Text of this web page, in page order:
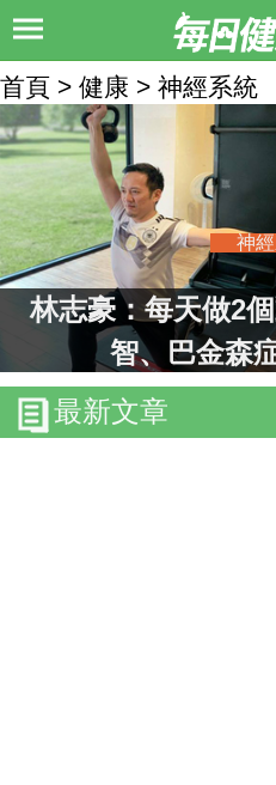
首頁 > 健康 > 神經系統
神
林志豪：每天做2
智、巴金森
最新文章